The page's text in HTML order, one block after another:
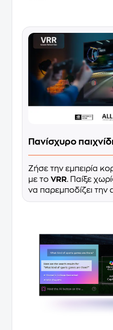
Πανίσχυρο παιχνίδι
Ζήσε την εμπειρία
με το VRR. Παίξε
να παρεμποδίζει